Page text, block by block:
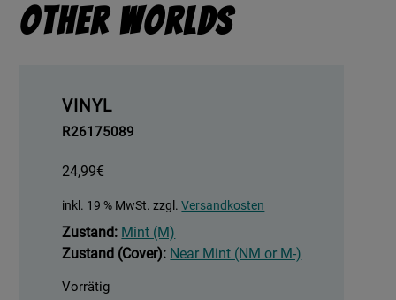
Other Worlds
VINYL
R26175089
24,99€
inkl. 19 % MwSt. zzgl.Versandkosten
Zustand: Mint (M)
Zustand (Cover): Near Mint (NM or M-)
Vorrätig